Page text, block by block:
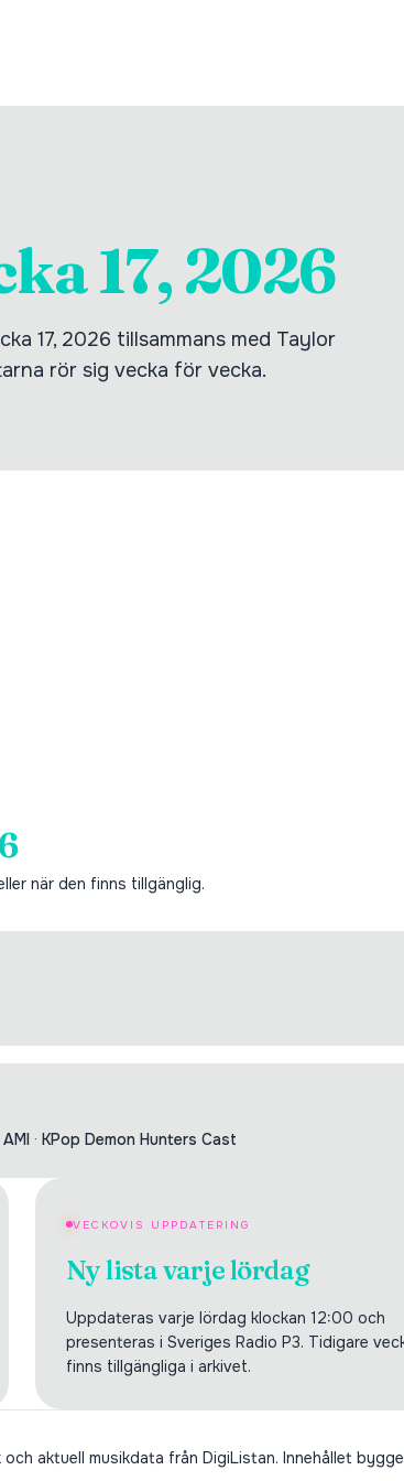
17, 2026
17, 2026 tillsammans med Taylor
rör sig vecka för vecka.
när den finns tillgänglig.
AMI · KPop Demon Hunters Cast
VECKOVIS UPPDATERING
Ny lista varje lördag
Uppdateras varje lördag klockan 12:00 och
presenteras i Sveriges Radio P3. Tidigare
finns tillgängliga i arkivet.
aktuell musikdata från DigiListan. Innehållet